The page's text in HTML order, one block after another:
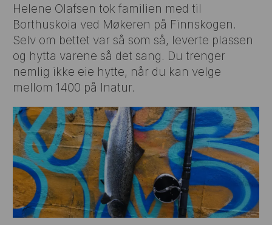
Helene Olafsen tok familien med til
Borthuskoia ved Møkeren på Finnskogen.
Selv om bettet var så som så, leverte plassen
og hytta varene så det sang. Du trenger
nemlig ikke eie hytte, når du kan velge
mellom 1400 på Inatur.